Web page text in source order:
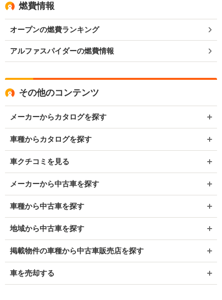
燃費情報
オープンの燃費ランキング
アルファスパイダーの燃費情報
その他のコンテンツ
メーカーからカタログを探す
車種からカタログを探す
車クチコミを見る
メーカーから中古車を探す
車種から中古車を探す
地域から中古車を探す
掲載物件の車種から中古車販売店を探す
車を売却する